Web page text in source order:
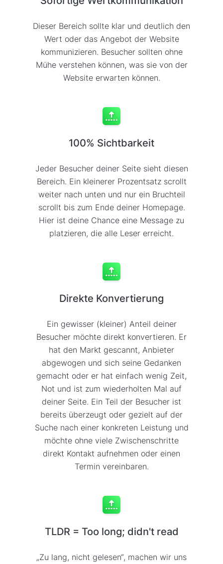
Dieser Bereich sollte klar und deutlich den
Wert oder das Angebot der Website
kommunizieren. Besucher sollten ohne
Mühe verstehen können, was sie von der
Website erwarten können.
100% Sichtbarkeit
Jeder Besucher deiner Seite sieht diesen
Bereich. Ein kleinerer Prozentsatz scrollt
weiter nach unten und nur ein Bruchteil
scrollt bis zum Ende deiner Homepage.
Hier ist deine Chance eine Message zu
platzieren, die alle Leser erreicht.
Direkte Konvertierung
Ein gewisser (kleiner) Anteil deiner
Besucher möchte direkt konvertieren. Er
hat den Markt gescannt, Anbieter
abgewogen und sich seine Gedanken
gemacht oder er hat einfach wenig Zeit,
Not und ist zum wiederholten Mal auf
deiner Seite. Ein Teil der Besucher ist
bereits überzeugt oder gezielt auf der
Suche nach einer konkreten Leistung und
möchte ohne viele Zwischenschritte
direkt Kontakt aufnehmen oder einen
Termin vereinbaren.
TLDR = Too long; didn't read
„Zu lang, nicht gelesen“, machen wir uns